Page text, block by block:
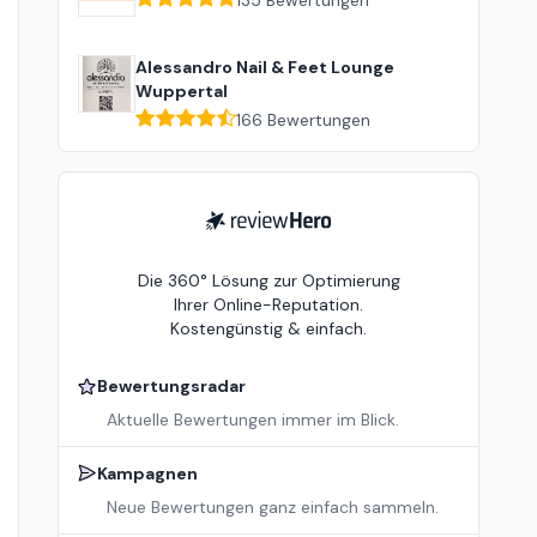
Alessandro Nail & Feet Lounge
Wuppertal
166 Bewertungen
ReviewHero
Die 360° Lösung zur Optimierung
Ihrer Online-Reputation.
Kostengünstig & einfach.
Bewertungsradar
Aktuelle Bewertungen immer im Blick.
Kampagnen
Neue Bewertungen ganz einfach sammeln.